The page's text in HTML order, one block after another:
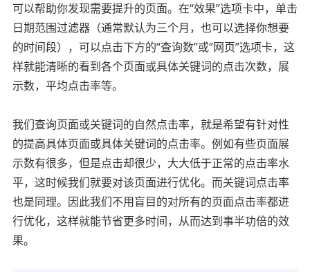
可以帮助你发现需要提升的页面。在“效果”选项卡中，单击
日期范围过滤器（通常默认为三个月，也可以选择你想要
的时间段），可以点击下方的“查询数”或“网页”选项卡，这
样就能清晰的看到各个页面或具体关键词的点击次数，展
示数，平均点击率等。
我们查询页面或关键词的自然点击率，就是希望有针对性
的提高具体页面或具体关键词的点击率。例如有些页面展
示数有很多，但是点击却很少，大大低于正常的点击率水
平，这时候我们就要对该页面进行优化。而关键词点击率
也是同理。因此我们不用盲目的对所有的页面点击率都进
行优化，这样就能节省更多时间，从而达到事半功倍的效
果。